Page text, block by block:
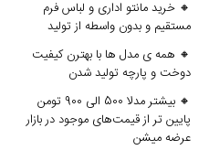
🔸 خرید مانتو اداری و لباس فرم
مستقیم و بدون واسطه از تولید
🔸 همه ی مدل ها با بهترن کیفیت
دوخت و پارچه تولید شدن
🔸 بیشتر مدلا 500 الی 900 تومن
پایین تر از قیمت‌های موجود در بازار
عرضه میشن